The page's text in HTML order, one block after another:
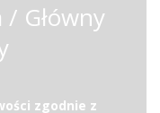
/ Główny
zgodnie z